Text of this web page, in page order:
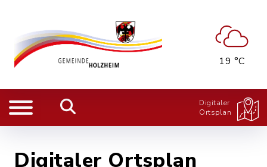
19 °C
Digitaler
Ortsplan
Digitaler Ortsplan